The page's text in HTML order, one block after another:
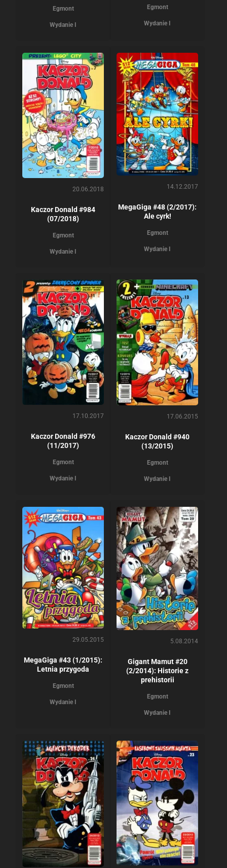
Egmont
Wydanie I
Egmont
Wydanie I
20.06.2018
Kaczor Donald #984
(07/2018)
Egmont
Wydanie I
14.12.2017
MegaGiga #48 (2/2017):
Ale cyrk!
Egmont
Wydanie I
17.10.2017
Kaczor Donald #976
(11/2017)
Egmont
Wydanie I
17.06.2015
Kaczor Donald #940
(13/2015)
Egmont
Wydanie I
29.05.2015
MegaGiga #43 (1/2015):
Letnia przygoda
Egmont
Wydanie I
5.08.2014
Gigant Mamut #20
(2/2014): Historie z
prehistorii
Egmont
Wydanie I